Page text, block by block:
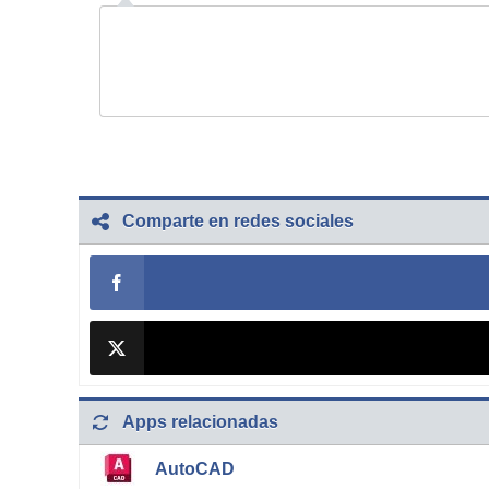
Comparte en redes sociales
Apps relacionadas
AutoCAD